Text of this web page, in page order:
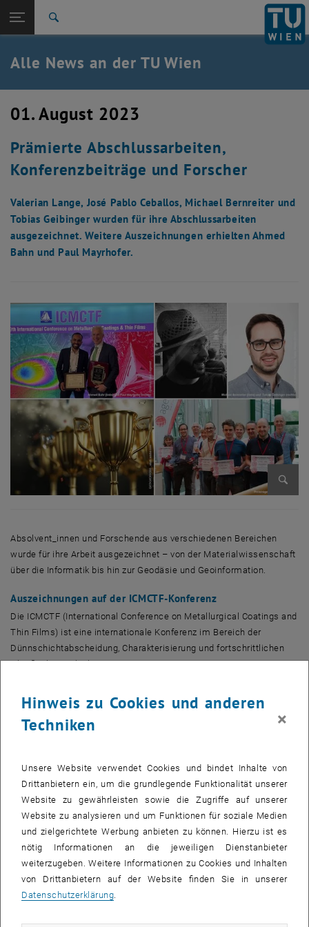
TU Login
Quicklinks
Quicklinks-Menü umschalten
Studium
Karriere
Zurück: Subseiten von TU Wien Startseite auflisten
Zurück zur letzten Ebene:
TU Wien Startseite
Übersicht
Alle News an der TU Wien
01. August 2023
Prämierte Abschlussarbeiten,
Konferenzbeiträge und Forscher
Valerian Lange, José Pablo Ceballos, Michael Bernreiter und
Tobias Geibinger wurden für ihre Abschlussarbeiten
ausgezeichnet. Weitere Auszeichnungen erhielten Ahmed
Bahn und Paul Mayrhofer.
Absolvent_innen und Forschende aus verschiedenen Bereichen
wurde für ihre Arbeit ausgezeichnet – von der Materialwissenschaft
über die Informatik bis hin zur Geodäsie und Geoinformation.
Auszeichnungen auf der ICMCTF-Konferenz
Die ICMCTF (International Conference on Metallurgical Coatings and
Thin Films) ist eine internationale Konferenz im Bereich der
Dünnschichtabscheidung, Charakterisierung und fortschrittlichen
Oberflächentechnik.
Ahmed Bahr ist Projektassistent und Doktorand in der
Forschungsgruppe Angewandte Oberflächentechnik
, öffnet eine
an der TU Wien.
Dünnschicht-Welt als sehr renommiert gilt.
Paul Mayrhofer
Studiendekan Paul Mayrhofer (
Fakultät für Maschinenwesen und
Betriebswissenschaften , öffnet eine externe URL in einem neuen
Bill Sproul Award ausgezeichnet. Dieser Preis wird von der
American Vacuum Society (AVS, Advanced Surface Engineering
an herausragende Wissenschaftler_innen im Bereich der
des Forschungsbereich Werkstoffwissenschaft an der TU Wien.
Hinweis zu Cookies und anderen
Techniken
×
Unsere Website verwendet Cookies und bindet Inhalte von
Drittanbietern ein, um die grundlegende Funktionalität unserer
Website zu gewährleisten sowie die Zugriffe auf unserer
Website zu analysieren und um Funktionen für soziale Medien
und zielgerichtete Werbung anbieten zu können. Hierzu ist es
nötig Informationen an die jeweiligen Dienstanbieter
weiterzugeben. Weitere Informationen zu Cookies und Inhalten
von Drittanbietern auf der Website finden Sie in unserer
Datenschutzerklärung